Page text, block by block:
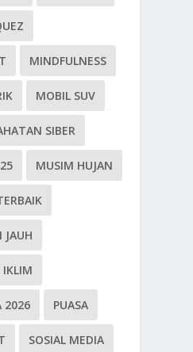
MINDFULNESS
MOBIL SUV
SIBER
MUSIM HUJAN
JAUH
IKLIM
2026 PUASA
SOSIAL MEDIA